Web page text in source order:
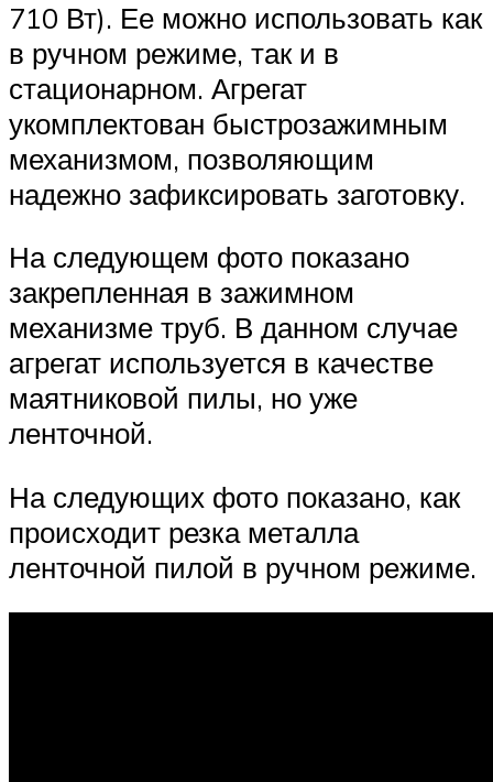
710 Вт). Ее можно использовать как
в ручном режиме, так и в
стационарном. Агрегат
укомплектован быстрозажимным
механизмом, позволяющим
надежно зафиксировать заготовку.
На следующем фото показано
закрепленная в зажимном
механизме труб. В данном случае
агрегат используется в качестве
маятниковой пилы, но уже
ленточной.
На следующих фото показано, как
происходит резка металла
ленточной пилой в ручном режиме.